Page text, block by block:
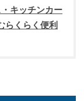
キッチンカー
らくらく便利